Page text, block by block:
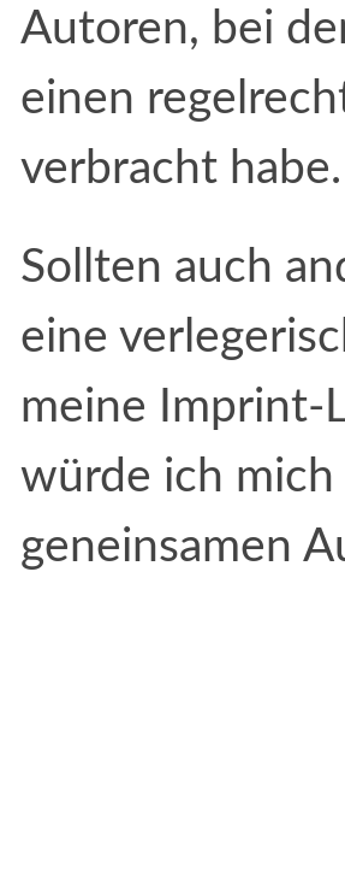
Autoren, bei
einen
verbracht habe.
Sollten auch
eine
meine Imprint-
würde ich
geneinsamen